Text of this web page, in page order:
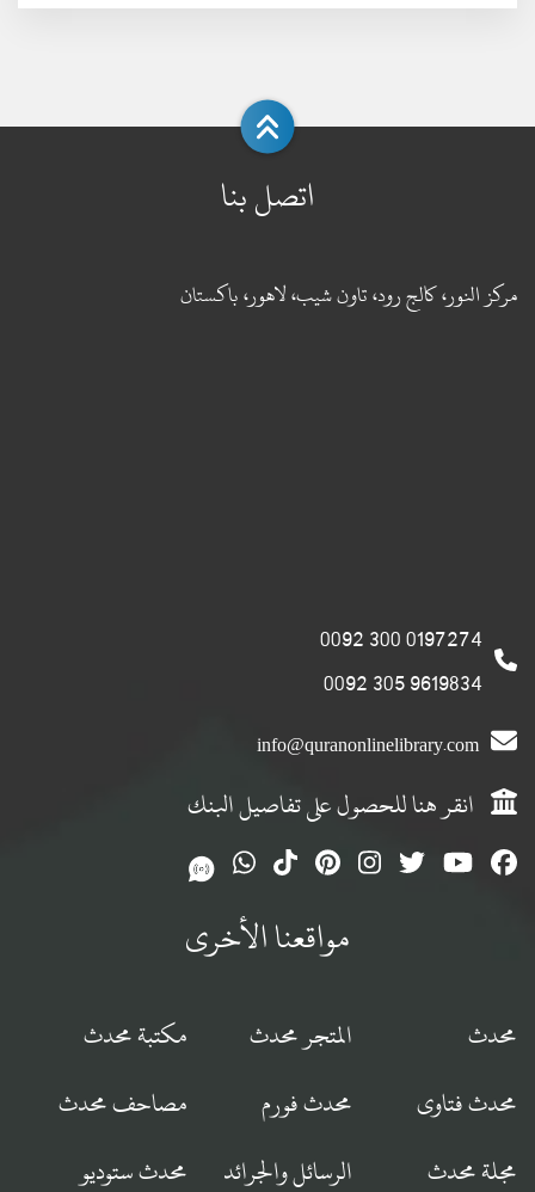
اتصل بنا
مركز النور، كالج رود، تاون شيب، لاهور، باكستان
0197274 300 0092
9619834 305 0092
info@quranonlinelibrary.com
انقر هنا للحصول على تفاصيل البنك
مواقعنا الأخرى
محدث المتجر محدث
مكتبة محدث
محدث فتاوى
محدث فورم
مصاحف محدث
مجلة محدث
الرسائل والجرائد محدث ستوديو